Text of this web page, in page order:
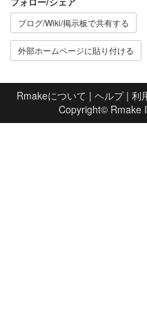
ブログ/Wiki/掲示板で共有する
外部ホームページに貼り付ける
Rmakeについて | ヘルプ| 利
Copyright© Rmake